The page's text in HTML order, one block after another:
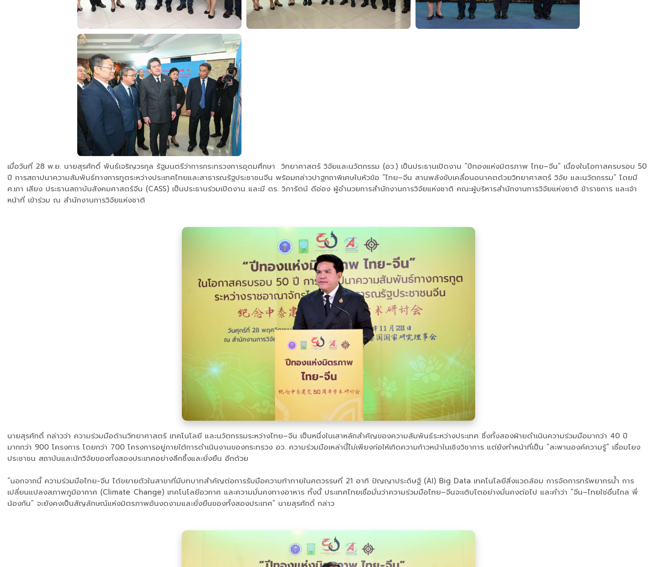
เมื่อวันที่ 28 พ.ย. นายสุรศักดิ์ พันธ์เจริญวรกุล รัฐมนตรีว่าการกระทรวงการอุดมศึกษา วิทยาศาสตร์ วิจัยและนวัตกรรม (อว.) เป็นประธานเปิดงาน “ปีทองแห่งมิตรภาพ ไทย–จีน” เนื่องในโอกาสครบรอบ 50
ปี การสถาปนาความสัมพันธ์ทางการทูตระหว่างประเทศไทยและสาธารณรัฐประชาชนจีน พร้อมกล่าวปาฐกถาพิเศษในหัวข้อ “ไทย–จีน สานพลังขับเคลื่อนอนาคตด้วยวิทยาศาสตร์ วิจัย และนวัตกรรม” โดยมี
ศ.เกา เสียง ประธานสถาบันสังคมศาสตร์จีน (CASS) เป็นประธานร่วมเปิดงาน และมี ดร. วิภารัตน์ ดีอ่อง ผู้อำนวยการสำนักงานการวิจัยแห่งชาติ คณะผู้บริหารสำนักงานการวิจัยแห่งชาติ ข้าราชการ และเจ้า
หน้าที่ เข้าร่วม ณ สำนักงานการวิจัยแห่งชาติ
นายสุรศักดิ์ กล่าวว่า ความร่วมมือด้านวิทยาศาสตร์ เทคโนโลยี และนวัตกรรมระหว่างไทย–จีน เป็นหนึ่งในเสาหลักสำคัญของความสัมพันธ์ระหว่างประเทศ ซึ่งทั้งสองฝ่ายดำเนินความร่วมมือมากว่า 40 ปี
มากกว่า 900 โครงการ โดยกว่า 700 โครงการอยู่ภายใต้การดำเนินงานของกระทรวง อว. ความร่วมมือเหล่านี้ไม่เพียงก่อให้เกิดความก้าวหน้าในเชิงวิชาการ แต่ยังทำหน้าที่เป็น “สะพานองค์ความรู้” เชื่อมโยง
ประชาชน สถาบันและนักวิจัยของทั้งสองประเทศอย่างลึกซึ้งและยั่งยืน อีกด้วย
“นอกจากนี้ ความร่วมมือไทย-จีน ได้ขยายตัวในสาขาที่มีบทบาทสำคัญต่อการรับมือความท้าทายในศตวรรษที่ 21 อาทิ ปัญญาประดิษฐ์ (AI) Big Data เทคโนโลยีสิ่งแวดล้อม การจัดการทรัพยากรน้ำ การ
เปลี่ยนแปลงสภาพภูมิอากาศ (Climate Change) เทคโนโลยีอวกาศ และความมั่นคงทางอาหาร ทั้งนี้ ประเทศไทยเชื่อมั่นว่าความร่วมมือไทย–จีนจะเติบโตอย่างมั่นคงต่อไป และคำว่า “จีน–ไทยใช่อื่นไกล พี่
น้องกัน” จะยังคงเป็นสัญลักษณ์แห่งมิตรภาพอันงดงามและยั่งยืนของทั้งสองประเทศ” นายสุรศักดิ์ กล่าว